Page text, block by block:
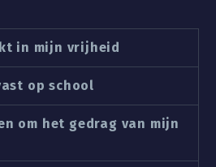
in mijn vrijheid
op school
om het gedrag van mijn